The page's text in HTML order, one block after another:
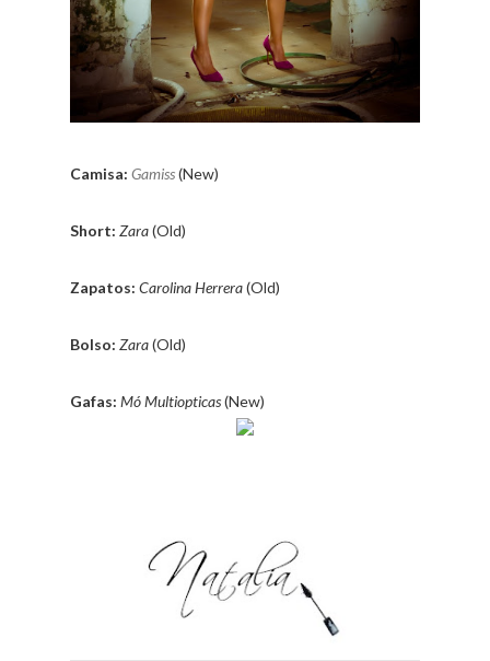
Camisa: Gamiss(New)
Short: Zara(Old)
Zapatos: Carolina Herrera(Old)
Bolso: Zara(Old)
Gafas: Mó Multiopticas(New)